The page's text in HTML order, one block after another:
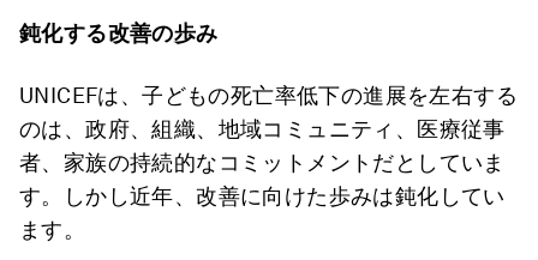
鈍化する改善の歩み
UNICEFは、子どもの死亡率低下の進展を左右する
のは、政府、組織、地域コミュニティ、医療従事
者、家族の持続的なコミットメントだとしていま
す。しかし近年、改善に向けた歩みは鈍化してい
ます。